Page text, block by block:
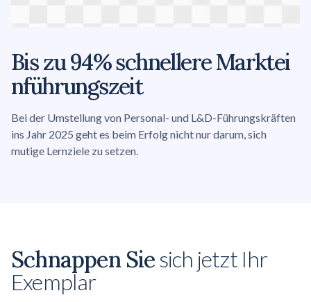
Bis zu 94% schnellereMarktei
nführungszeit
Bei der Umstellung von Personal- und L&D-Führungskräften
ins Jahr 2025 geht es beim Erfolg nicht nur darum, sich
mutige Lernziele zu setzen.
Schnappen Sie sich jetzt Ihr
Exemplar